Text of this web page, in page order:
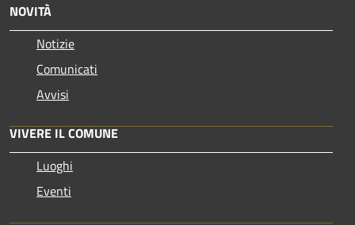
NOVITÀ
Notizie
Comunicati
Avvisi
VIVERE IL COMUNE
Luoghi
Eventi